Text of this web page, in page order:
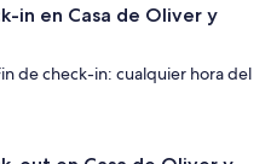
in en Casa de Oliver y
de check-in: cualquier hora del